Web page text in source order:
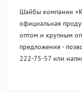
Шайбы компании
официальная
оптом и крупным
предложения -
222-75-57 или